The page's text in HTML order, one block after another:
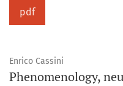
pdf
Enrico Cassini
Phenomenology,